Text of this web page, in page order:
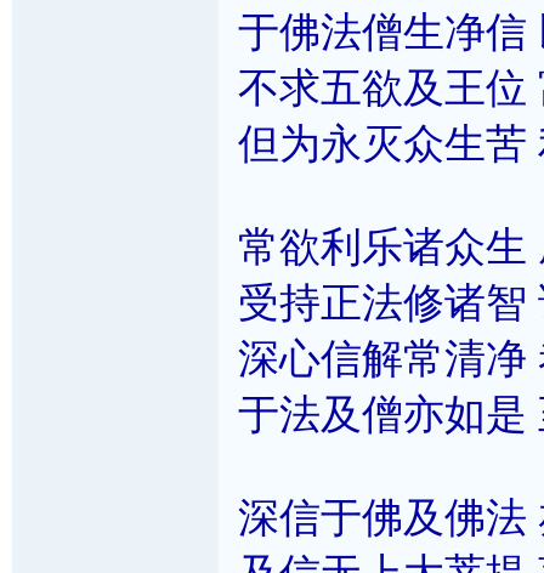
于佛法僧生净信
不求五欲及王位
但为永灭众生苦
常欲利乐诸众生
受持正法修诸智
深心信解常清净
于法及僧亦如是
深信于佛及佛法